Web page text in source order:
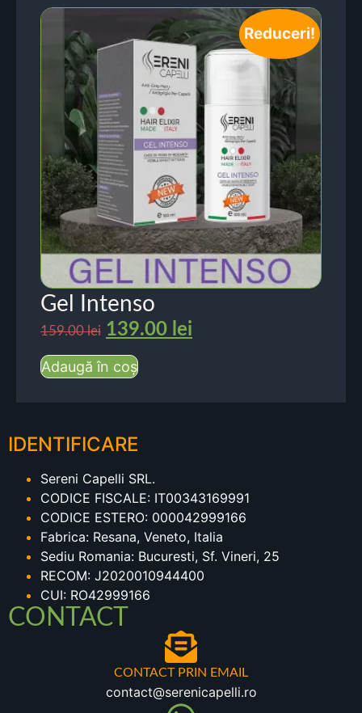
Reduceri!
Gel Intenso
159.00lei 139.00 lei
Adaugă în coș
IDENTIFICARE
Sereni Capelli SRL.
CODICE FISCALE: IT00343169991
CODICE ESTERO: 000042999166
Fabrica: Resana, Veneto, Italia
Sediu Romania: Bucuresti, Sf. Vineri, 25
RECOM: J2020010944400
CUI: RO42999166
CONTACT
CONTACT PRIN EMAIL
contact@serenicapelli.ro